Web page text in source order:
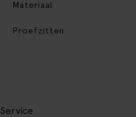
Materiaal
Proefzitten
Service